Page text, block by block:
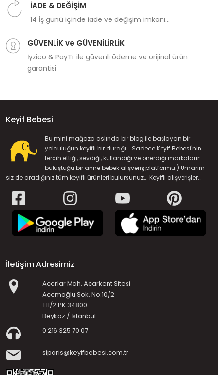
İADE & DEĞİŞİM
14 İş günü içinde iade ve değişim imkanı...
GÜVENLİK ve GÜVENİLİRLİK
İyzico & PayTr ile güvenli ödeme ve orijinal ürün
garantisi
Keyif Bebesi
Bu mini mağaza aslında bir blog ile başlayan bir
yolculuğun keyifli bir durağı... Sadece Keyif Bebesi'nin
tercih ettiği, sevdiği, kullandığı ve önerdiği markaların
buluştuğu bir anne bebek alışveriş platformu:) Umarım
siz de aradığınız tüm keyifli ürünleri bulursunuz... Keyifli alışverişler...
İletişim Adresimiz
Acarlar Mah. Acarkent Sitesi
Acemoğlu Sok. No:10/2
T11/2 PK:34800
Beykoz / İstanbul
0 216 325 70 07
siparis@keyifbebesi.com.tr